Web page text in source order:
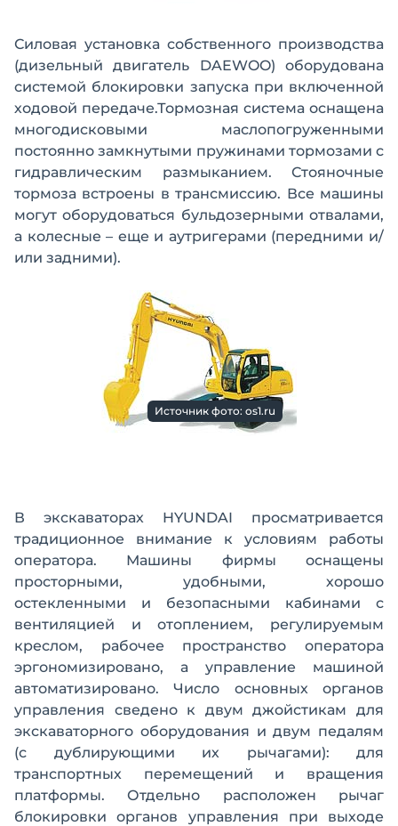
Силовая установка собственного производства
(дизельный двигатель DAEWOO) оборудована
системой блокировки запуска при включенной
ходовой передаче.Тормозная система оснащена
многодисковыми маслопогруженными
постоянно замкнутыми пружинами тормозами с
гидравлическим размыканием. Стояночные
тормоза встроены в трансмиссию. Все машины
могут оборудоваться бульдозерными отвалами,
а колесные – еще и аутригерами (передними и/
или задними).
Источник фото: os1.ru
В экскаваторах HYUNDAI просматривается
традиционное внимание к условиям работы
оператора. Машины фирмы оснащены
просторными, удобными, хорошо
остекленными и безопасными кабинами с
вентиляцией и отоплением, регулируемым
креслом, рабочее пространство оператора
эргономизировано, а управление машиной
автоматизировано. Число основных органов
управления сведено к двум джойстикам для
экскаваторного оборудования и двум педалям
(с дублирующими их рычагами): для
транспортных перемещений и вращения
платформы. Отдельно расположен рычаг
блокировки органов управления при выходе